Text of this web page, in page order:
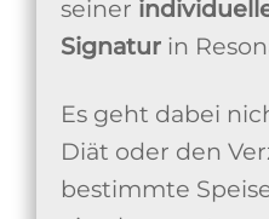
seiner
Signaturin
Es geht dabei
Diät oder den
bestimmte